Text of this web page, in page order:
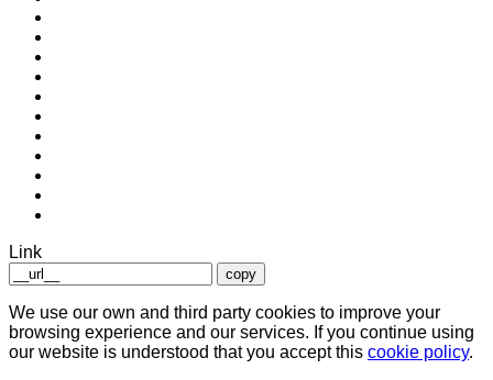
Link
copy
We use our own and third party cookies to improve your
browsing experience and our services. If you continue using
our website is understood that you accept this cookie policy.